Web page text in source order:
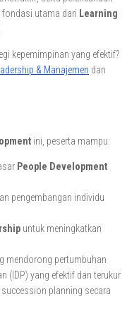
fondasi utama dari Learning
kepemimpinan yang efektif?
& Manajemen dan
ini, peserta mampu:
People Development
pengembangan individu
untuk meningkatkan
mendorong pertumbuhan
(IDP) yang efektif dan terukur
succession planning secara